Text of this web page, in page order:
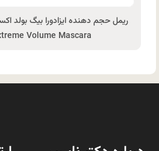
Volume Mascara